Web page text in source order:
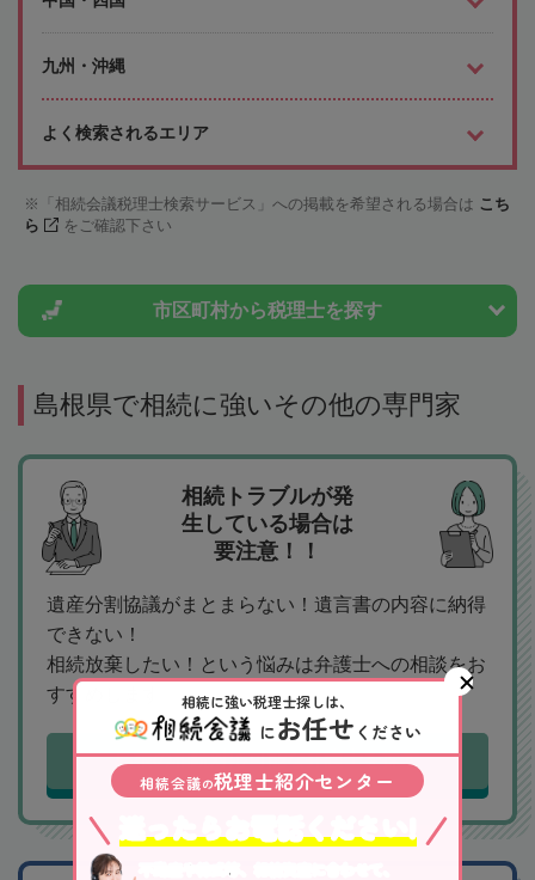
九州・沖縄
よく検索されるエリア
「相続会議税理士検索サービス」への掲載を希望される場合は こち
ら
をご確認下さい
市区町村から税理士を探す
島根県で相続に強いその他の専門家
相続トラブルが発
生している場合は
要注意！！
遺産分割協議がまとまらない！遺言書の内容に納得
できない！
相続放棄したい！という悩みは弁護士への相談をお
すすめします。
島根の相続対応可能な弁護士を探す
相続に強い税理士探しは、
にお任せ ください
相続会議の税理士紹介センター
不動産や株式等、相続資産に合わせて、